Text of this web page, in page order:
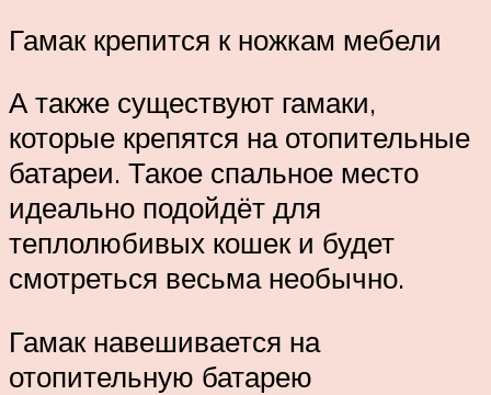
Гамак крепится к ножкам мебели
А также существуют гамаки,
которые крепятся на отопительные
батареи. Такое спальное место
идеально подойдёт для
теплолюбивых кошек и будет
смотреться весьма необычно.
Гамак навешивается на
отопительную батарею